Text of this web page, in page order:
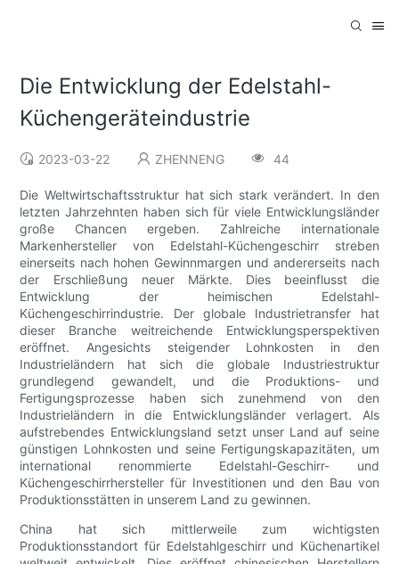
Die Entwicklung der Edelstahl-
Küchengeräteindustrie
2023-03-22 ZHENNENG 44
Die Weltwirtschaftsstruktur hat sich stark verändert. In den
letzten Jahrzehnten haben sich für viele Entwicklungsländer
große Chancen ergeben. Zahlreiche internationale
Markenhersteller von Edelstahl-Küchengeschirr streben
einerseits nach hohen Gewinnmargen und andererseits nach
der Erschließung neuer Märkte. Dies beeinflusst die
Entwicklung der heimischen Edelstahl-
Küchengeschirrindustrie. Der globale Industrietransfer hat
dieser Branche weitreichende Entwicklungsperspektiven
eröffnet. Angesichts steigender Lohnkosten in den
Industrieländern hat sich die globale Industriestruktur
grundlegend gewandelt, und die Produktions- und
Fertigungsprozesse haben sich zunehmend von den
Industrieländern in die Entwicklungsländer verlagert. Als
aufstrebendes Entwicklungsland setzt unser Land auf seine
günstigen Lohnkosten und seine Fertigungskapazitäten, um
international renommierte Edelstahl-Geschirr- und
Küchengeschirrhersteller für Investitionen und den Bau von
Produktionsstätten in unserem Land zu gewinnen.
China hat sich mittlerweile zum wichtigsten
Produktionsstandort für Edelstahlgeschirr und Küchenartikel